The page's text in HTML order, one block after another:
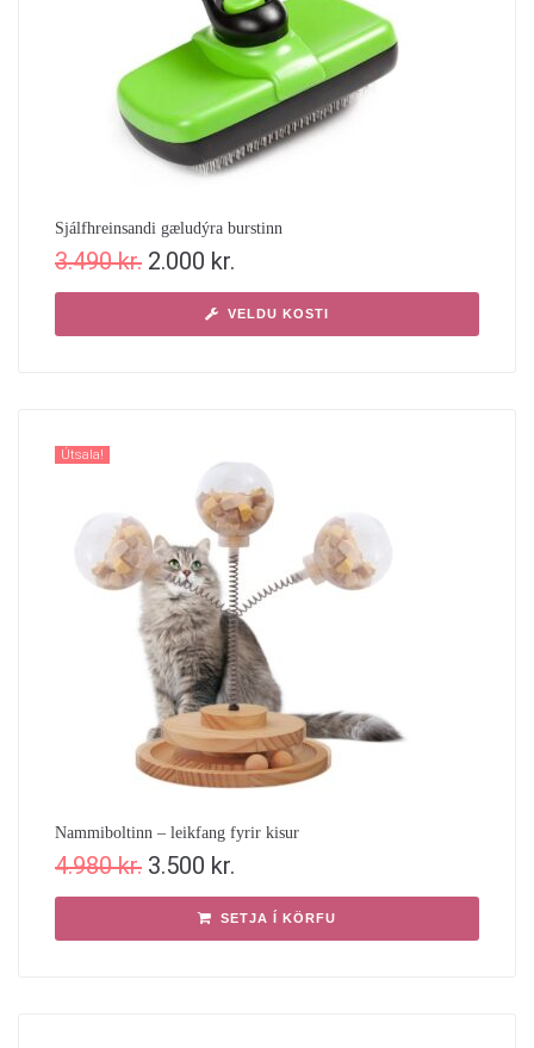
Sjálfhreinsandi gæludýra burstinn
3.490kr. 2.000 kr.
VELDU KOSTI
Útsala!
Nammiboltinn – leikfang fyrir kisur
4.980kr. 3.500 kr.
SETJA Í KÖRFU